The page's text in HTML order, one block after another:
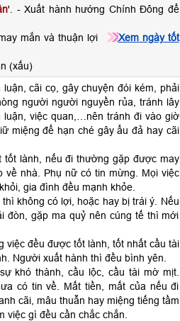
'. - Xuất hành hướng Chính Đông để
mắn và thuận lợi
Xem ngày tốt
(xấu)
luận, cãi cọ, gây chuyện đói kém, phải
người người nguyền rủa, tránh lây
luận, việc quan,…nên tránh đi vào giờ
miệng để hạn ché gây ẩu đả hay cãi
tốt lành, nếu đi thường gặp được may
về nhà. Phụ nữ có tin mừng. Mọi việc
gia đình đều mạnh khỏe.
thì không có lợi, hoặc hay bị trái ý. Nếu
đòn, gặp ma quỷ nên cúng tế thì mới
việc đều được tốt lành, tốt nhất cầu tài
Người xuất hành thì đều bình yên.
khó thành, cầu lộc, cầu tài mờ mịt.
có tin về. Mất tiền, mất của nếu đi
cãi, mâu thuẫn hay miệng tiếng tầm
việc gì đều cần chắc chắn.